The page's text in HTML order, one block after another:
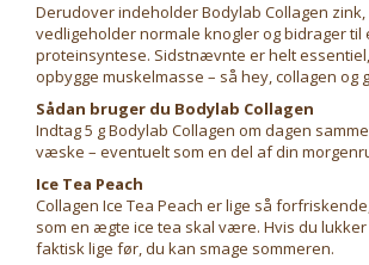
Derudover indeholder Bodylab Collagen zink,
vedligeholder normale knogler og bidrager
proteinsyntese. Sidstnævnte er helt
opbygge muskelmasse – så hey, collagen og
Sådan bruger du Bodylab Collagen
Indtag 5 g Bodylab Collagen om dagen
væske – eventuelt som en del af din
Ice Tea Peach
Collagen Ice Tea Peach er lige så
som en ægte ice tea skal være. Hvis du
faktisk lige før, du kan smage sommeren.